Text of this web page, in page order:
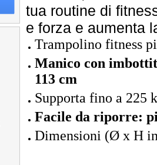
tua routine di
e forza e aumenta
Trampolino fitness
Manico con
113 cm
Supporta fino a 225
Facile da riporre:
Dimensioni (Ø x H